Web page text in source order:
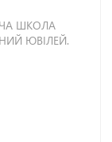
ШКОЛА
ЮВІЛЕЙ.